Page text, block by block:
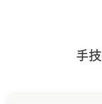
手